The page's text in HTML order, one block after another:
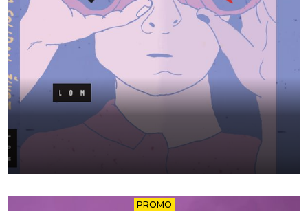
PROMO